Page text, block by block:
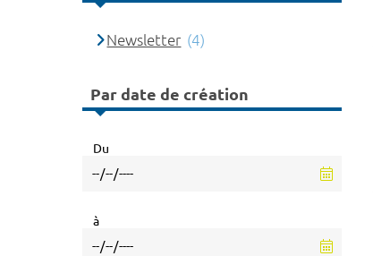
Newsletter (4)
Par date de création
Du
à